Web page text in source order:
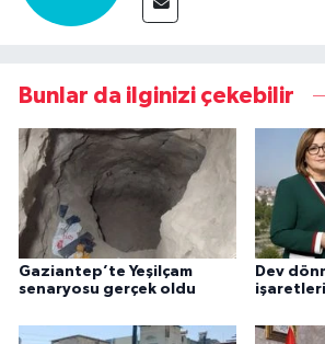
Bunlar da ilginizi çekebilir
Gaziantep’te Yeşilçam
senaryosu gerçek oldu
Dev
işaretleri